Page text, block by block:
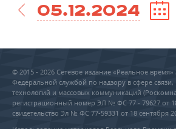
05.12.2024
© 2015 - 2026 Сетевое издание «Реальное время»
Федеральной службой по надзору в сфере
технологий и массовых коммуникаций
регистрационный номер ЭЛ № ФС 77 - 79627 от
свидетельство Эл № ФС 77-59331 от 18 сентября